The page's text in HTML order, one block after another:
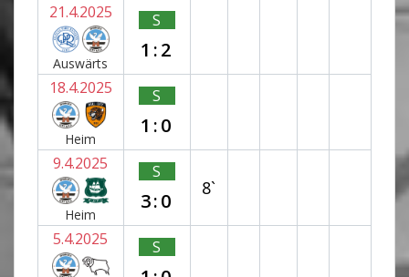
21.4.2025
Auswärts
S
1:2
18.4.2025
Heim
S
1:0
9.4.2025
Heim
S
3:0
8`
5.4.2025 S